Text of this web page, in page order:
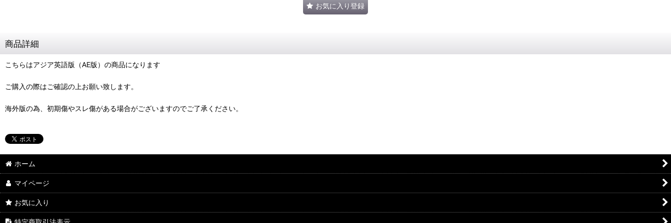
お気に入り登録
商品詳細
こちらはアジア英語版（AE版）の商品になります
ご購入の際はご確認の上お願い致します。
海外版の為、初期傷やスレ傷がある場合がございますのでご了承ください。
ホーム
マイページ
お気に入り